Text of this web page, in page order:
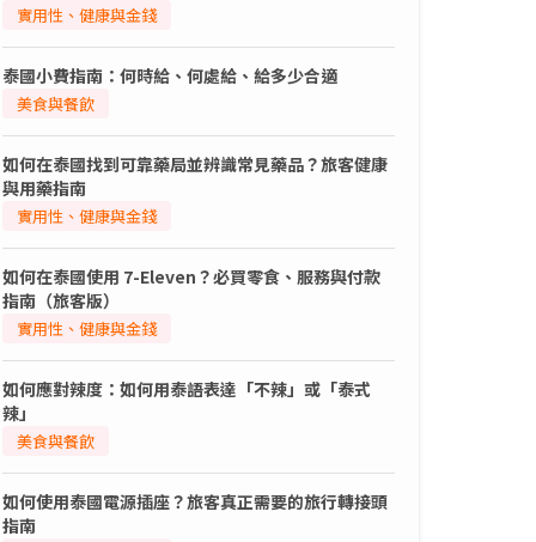
實用性、健康與金錢
泰國小費指南：何時給、何處給、給多少合適
美食與餐飲
如何在泰國找到可靠藥局並辨識常見藥品？旅客健康
與用藥指南
實用性、健康與金錢
如何在泰國使用 7-Eleven？必買零食、服務與付款
指南（旅客版）
實用性、健康與金錢
如何應對辣度：如何用泰語表達「不辣」或「泰式
辣」
美食與餐飲
如何使用泰國電源插座？旅客真正需要的旅行轉接頭
指南